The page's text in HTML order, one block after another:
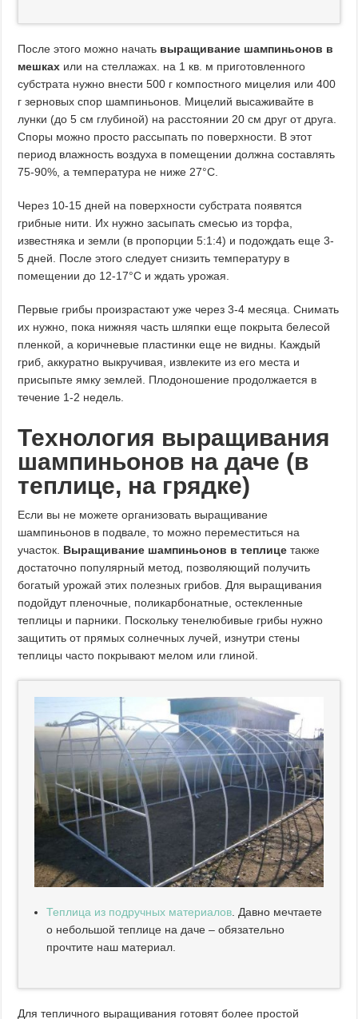
После этого можно начать выращивание шампиньонов в
мешках или на стеллажах. на 1 кв. м приготовленного
субстрата нужно внести 500 г компостного мицелия или 400
г зерновых спор шампиньонов. Мицелий высаживайте в
лунки (до 5 см глубиной) на расстоянии 20 см друг от друга.
Споры можно просто рассыпать по поверхности. В этот
период влажность воздуха в помещении должна составлять
75-90%, а температура не ниже 27°C.
Через 10-15 дней на поверхности субстрата появятся
грибные нити. Их нужно засыпать смесью из торфа,
известняка и земли (в пропорции 5:1:4) и подождать еще 3-
5 дней. После этого следует снизить температуру в
помещении до 12-17°C и ждать урожая.
Первые грибы произрастают уже через 3-4 месяца. Снимать
их нужно, пока нижняя часть шляпки еще покрыта белесой
пленкой, а коричневые пластинки еще не видны. Каждый
гриб, аккуратно выкручивая, извлеките из его места и
присыпьте ямку землей. Плодоношение продолжается в
течение 1-2 недель.
Технология выращивания
шампиньонов на даче (в
теплице, на грядке)
Если вы не можете организовать выращивание
шампиньонов в подвале, то можно переместиться на
участок. Выращивание шампиньонов в теплице также
достаточно популярный метод, позволяющий получить
богатый урожай этих полезных грибов. Для выращивания
подойдут пленочные, поликарбонатные, остекленные
теплицы и парники. Поскольку тенелюбивые грибы нужно
защитить от прямых солнечных лучей, изнутри стены
теплицы часто покрывают мелом или глиной.
Теплица из подручных материалов. Давно мечтаете
о небольшой теплице на даче – обязательно
прочтите наш материал.
Для тепличного выращивания готовят более простой